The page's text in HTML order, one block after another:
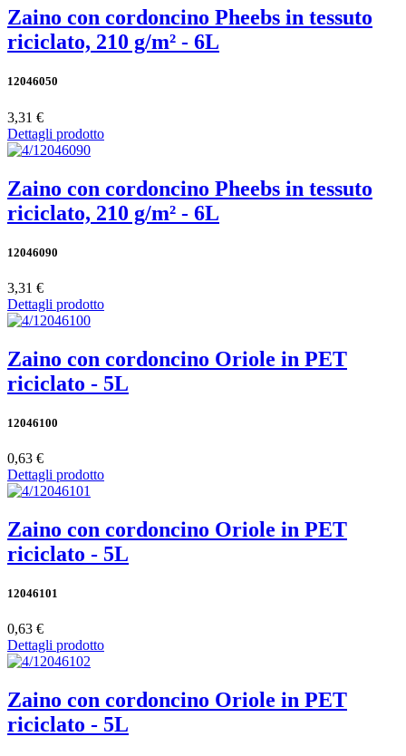
Zaino con cordoncino Pheebs in tessuto
riciclato, 210 g/m² - 6L
12046050
3,31 €
Dettagli prodotto
Zaino con cordoncino Pheebs in tessuto
riciclato, 210 g/m² - 6L
12046090
3,31 €
Dettagli prodotto
Zaino con cordoncino Oriole in PET
riciclato - 5L
12046100
0,63 €
Dettagli prodotto
Zaino con cordoncino Oriole in PET
riciclato - 5L
12046101
0,63 €
Dettagli prodotto
Zaino con cordoncino Oriole in PET
riciclato - 5L